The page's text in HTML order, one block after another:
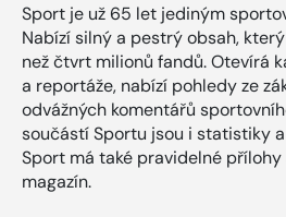
Sport je už 65 let jediným
Nabízí silný a pestrý obsah,
než čtvrt milionů fandů. Otevírá
a reportáže, nabízí pohledy ze
odvážných komentářů
součástí Sportu jsou i statistiky
Sport má také pravidelné
magazín.